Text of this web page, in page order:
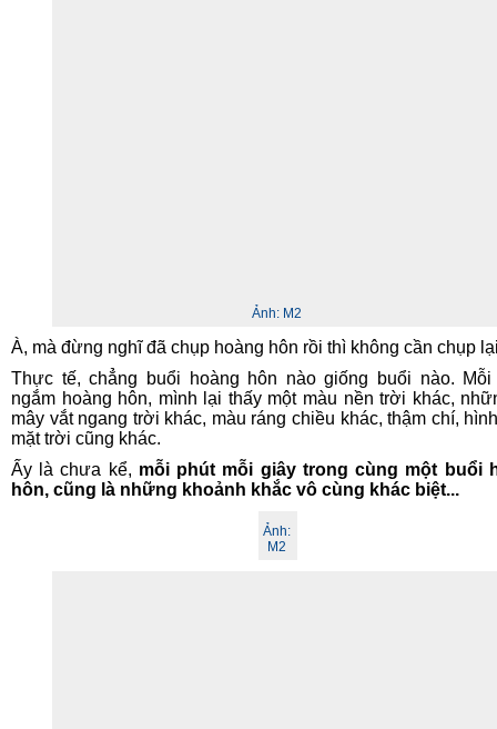
Ảnh: M2
À, mà đừng nghĩ đã chụp hoàng hôn rồi thì không cần chụp
Thực tế, chẳng buổi hoàng hôn nào giống buổi nào. Mỗi
ngắm hoàng hôn, mình lại thấy một màu nền trời khác,
mây vắt ngang trời khác, màu ráng chiều khác, thậm chí,
mặt trời cũng khác.
Ấy là chưa kể, mỗi phút mỗi giây trong cùng một buổi
hôn, cũng là những khoảnh khắc vô cùng khác biệt...
Ảnh:
M2